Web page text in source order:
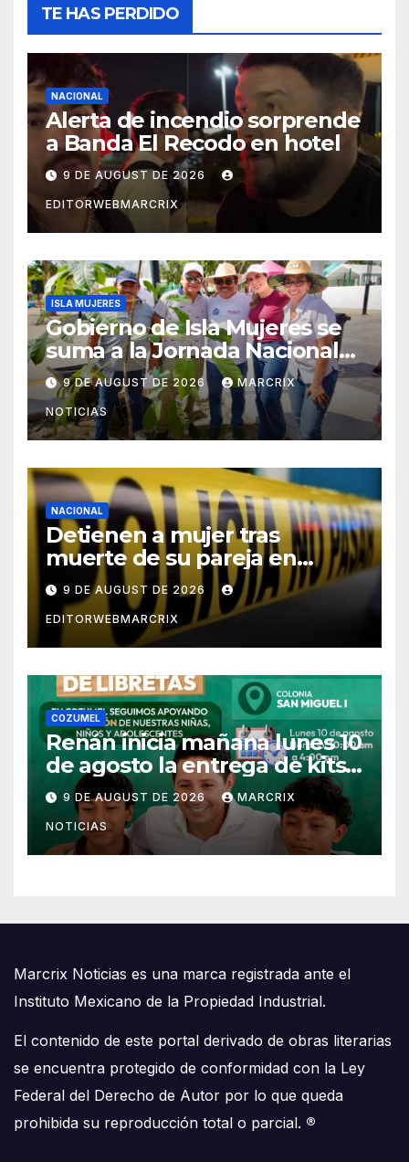
TE HAS PERDIDO
NACIONAL
Alerta de incendio sorprende
a Banda El Recodo en hotel
9 DE AUGUST DE 2026
EDITORWEBMARCRIX
ISLA MUJERES
Gobierno de Isla Mujeres se
suma a la Jornada Nacional
de Reforestación 2026
9 DE AUGUST DE 2026 MARCRIX
NOTICIAS
NACIONAL
Detienen a mujer tras
muerte de su pareja en
Saltillo
9 DE AUGUST DE 2026
EDITORWEBMARCRIX
COZUMEL
Renán inicia mañana lunes 10
de agosto la entrega de kits
escolares en Cozumel
9 DE AUGUST DE 2026 MARCRIX
NOTICIAS
Marcrix Noticias es una marca registrada ante el
Instituto Mexicano de la Propiedad Industrial.
El contenido de este portal derivado de obras literarias
se encuentra protegido de conformidad con la Ley
Federal del Derecho de Autor por lo que queda
prohibida su reproducción total o parcial. ®